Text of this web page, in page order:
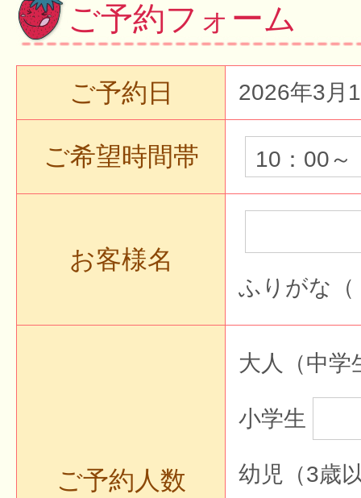
ご予約フォーム
ご予約日 2026年3月
ご希望時間帯
お客様名
ふりがな（
ご予約人数
大人（中学
小学生
幼児（3歳